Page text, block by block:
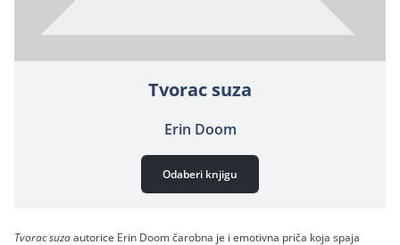
Tvorac suza
Erin Doom
Odaberi knjigu
Tvorac suzaautorice Erin Doom čarobna je i emotivna priča koja spaja